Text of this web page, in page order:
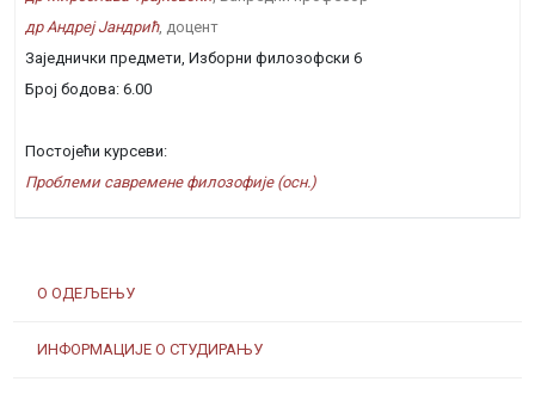
О ОДЕЉЕЊУ
ИНФОРМАЦИЈЕ О СТУДИРАЊУ
др Андреј Јандрић, доцент
Заједнички предмети, Изборни филозофски 6
Број бодова: 6.00
Постојећи курсеви:
Проблеми савремене филозофије (осн.)